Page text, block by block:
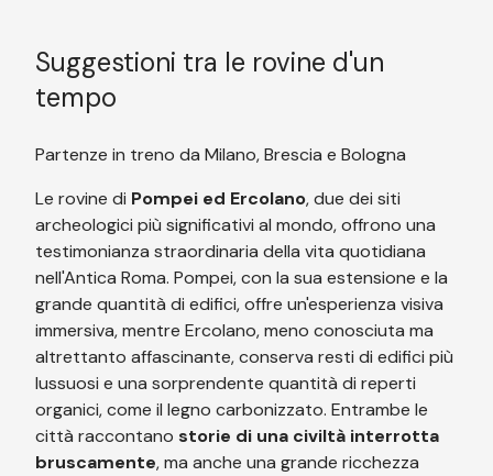
Suggestioni tra le rovine d'un
tempo
Partenze in treno da Milano, Brescia e Bologna
Le rovine di Pompei ed Ercolano, due dei siti
archeologici più significativi al mondo, offrono una
testimonianza straordinaria della vita quotidiana
nell'Antica Roma. Pompei, con la sua estensione e la
grande quantità di edifici, offre un'esperienza visiva
immersiva, mentre Ercolano, meno conosciuta ma
altrettanto affascinante, conserva resti di edifici più
lussuosi e una sorprendente quantità di reperti
organici, come il legno carbonizzato. Entrambe le
città raccontano storie di una civiltà interrotta
bruscamente, ma anche una grande ricchezza